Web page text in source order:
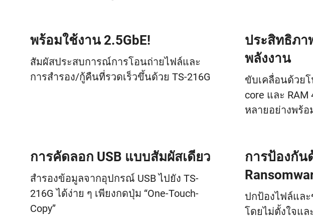
พร้อมใช้งาน 2.5GbE!
สัมผัสประสบการณ์การโอนถ่ายไฟล์และ
การสำรอง/กู้คืนที่รวดเร็วขึ้นด้วย TS-216G
ประสิทธิภา
พลังงาน
ขับเคลื่อนด้วยโ
core และ
หลายอย่างพร้
การคัดลอก USB แบบสัมผัสเดียว
สำรองข้อมูลจากอุปกรณ์ USB ไปยัง TS-
216G ได้ง่าย ๆ เพียงกดปุ่ม “One-Touch-
Copy”
การป้องกัน
ปกป้องไฟล์แล
โดยไม่ตั้งใจแ